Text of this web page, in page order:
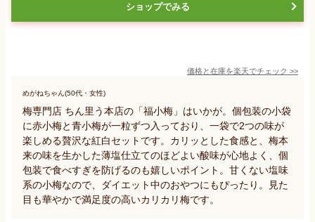
ショップでみる
価格と在庫を楽天でチェック >>
めがねちゃん(50代・女性)
梅専門店 ちん里う本店の「福小梅」はいかが。個包装の小袋
に赤小梅と青小梅が一粒ずつ入っており、一袋で2つの味が
楽しめる贅沢な紅白セットです。カリッとした食感と、梅本
来の味を生かした薄塩仕立てのほどよい酸味が心地よく、個
包装で食べすぎを防げるのも嬉しいポイント。甘くない塩味
系の小梅なので、ダイエット中のおやつにもぴったり。見た
目も華やかで満足度の高いカリカリ梅です。